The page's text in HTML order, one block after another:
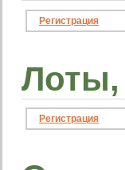
Регистрация
Лоты,
Регистрация